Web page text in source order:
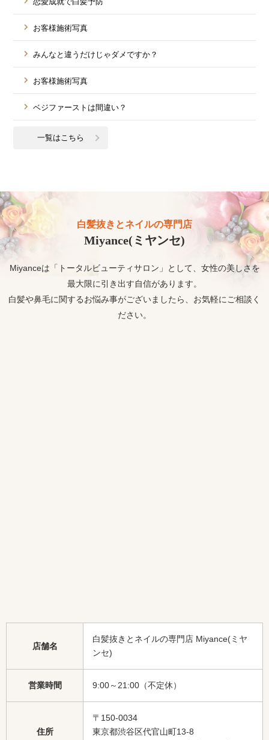
お客様施術写真
みんなと違うだけじゃダメですか？
お客様施術写真
ベジファーストは間違い？
一覧はこちら
白髪抜きとネイルの専門店
Miyance(ミヤンセ)
Miyanceは「トータルビューティサロン」として、女性の美しさを
最大限に引き出す自信があります。
白髪や鼻毛に関するお悩み事がございましたら、お気軽にご相談く
ださい。
店舗名
白髪抜きとネイルの専門店 Miyance(ミヤ
ンセ)
営業時間 9:00～21:00（不定休）
住所
〒150-0034
東京都渋谷区代官山町13-8